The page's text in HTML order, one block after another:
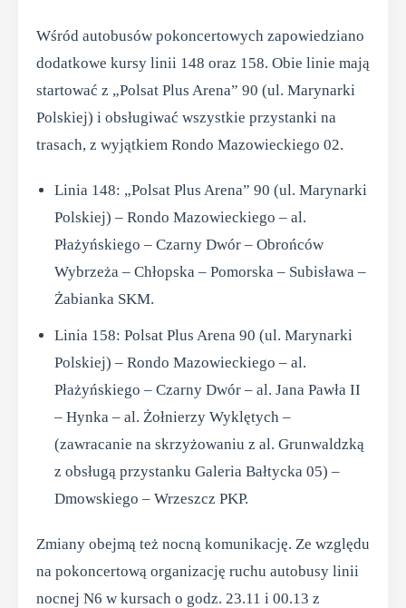
Wśród autobusów pokoncertowych zapowiedziano
dodatkowe kursy linii 148 oraz 158. Obie linie mają
startować z „Polsat Plus Arena” 90 (ul. Marynarki
Polskiej) i obsługiwać wszystkie przystanki na
trasach, z wyjątkiem Rondo Mazowieckiego 02.
Linia 148: „Polsat Plus Arena” 90 (ul. Marynarki
Polskiej) – Rondo Mazowieckiego – al.
Płażyńskiego – Czarny Dwór – Obrońców
Wybrzeża – Chłopska – Pomorska – Subisława –
Żabianka SKM.
Linia 158: Polsat Plus Arena 90 (ul. Marynarki
Polskiej) – Rondo Mazowieckiego – al.
Płażyńskiego – Czarny Dwór – al. Jana Pawła II
– Hynka – al. Żołnierzy Wyklętych –
(zawracanie na skrzyżowaniu z al. Grunwaldzką
z obsługą przystanku Galeria Bałtycka 05) –
Dmowskiego – Wrzeszcz PKP.
Zmiany obejmą też nocną komunikację. Ze względu
na pokoncertową organizację ruchu autobusy linii
nocnej N6 w kursach o godz. 23.11 i 00.13 z